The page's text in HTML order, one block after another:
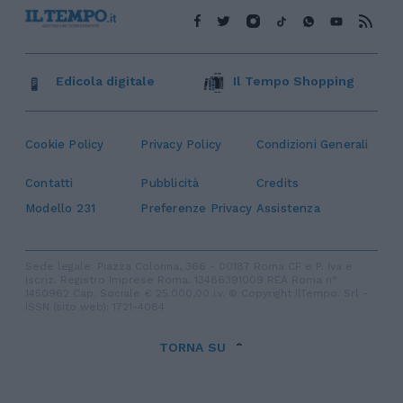
Cookie Policy Privacy Policy Condizioni Generali
Contatti Pubblicità
Credits
Modello 231
Preferenze Privacy Assistenza
Edicola digitale Il Tempo Shopping
TORNA SU